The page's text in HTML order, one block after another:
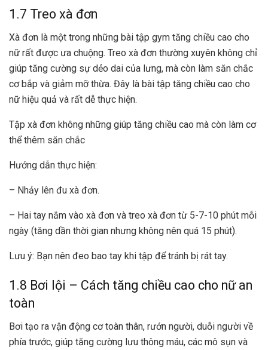
1.7 Treo xà đơn
Xà đơn là một trong những bài tập gym tăng chiều cao cho
nữ rất được ưa chuộng. Treo xà đơn thường xuyên không chỉ
giúp tăng cường sự dẻo dai của lưng, mà còn làm săn chắc
cơ bắp và giảm mỡ thừa. Đây là bài tập tăng chiều cao cho
nữ hiệu quả và rất dễ thực hiện.
Tập xà đơn không những giúp tăng chiều cao mà còn làm cơ
thể thêm săn chắc
Hướng dẫn thực hiện:
– Nhảy lên đu xà đơn.
– Hai tay nắm vào xà đơn và treo xà đơn từ 5-7-10 phút mỗi
ngày (tăng dần thời gian nhưng không nên quá 15 phút).
Lưu ý: Bạn nên đeo bao tay khi tập để tránh bị rát tay.
1.8 Bơi lội – Cách tăng chiều cao cho nữ an
toàn
Bơi tạo ra vận động cơ toàn thân, rướn người, duỗi người về
phía trước, giúp tăng cường lưu thông máu, các mô sụn và